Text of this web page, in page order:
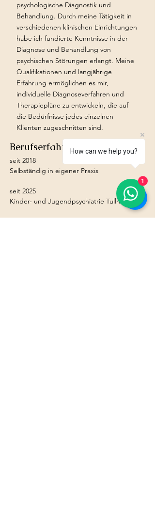
psychologische Diagnostik und
Behandlung. Durch meine Tätigkeit in
verschiedenen klinischen Einrichtungen
habe ich fundierte Kenntnisse in der
Diagnose und Behandlung von
psychischen Störungen erlangt. Meine
Qualifikationen und langjährige
Erfahrung ermöglichen es mir,
individuelle Diagnoseverfahren und
Therapiepläne zu entwickeln, die auf
die Bedürfnisse jedes einzelnen
Klienten zugeschnitten sind.
Berufserfahrung
seit 2018
Selbständig in eigener Praxis
seit 2025
Kinder- und Jugendpsychiatrie Tulln
How can we help you?
1